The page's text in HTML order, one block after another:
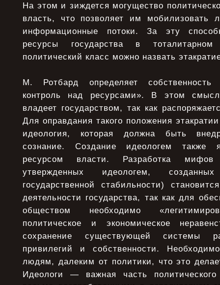
На этом и зиждется могущество
власть, что позволяет им мобилизовать
информационные потоки. За эту
ресурсы государства в
политический класс можно назвать
М. Ротбард определяет собственность
контроль над ресурсами». В этом
владеет государством, так как
Для оправдания такого положения
идеология, которая должна быть
сознание. Создание идеологем также
ресурсом власти. Разработка мифов
утвержденных идеологем,
государственной стабильности)
деятельности государства, так как для
обществом необходимо
политическое и экономическое
сохранение существующей системы
привилегий и собственности.
людям, далеким от политики, что это
Идеологи — важная часть